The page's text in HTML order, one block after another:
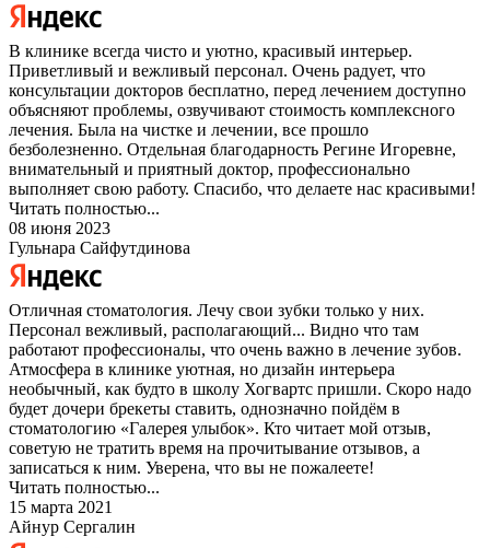
В клинике всегда чисто и уютно, красивый интерьер.
Приветливый и вежливый персонал. Очень радует, что
консультации докторов бесплатно, перед лечением доступно
объясняют проблемы, озвучивают стоимость комплексного
лечения. Была на чистке и лечении, все прошло
безболезненно. Отдельная благодарность Регине Игоревне,
внимательный и приятный доктор, профессионально
выполняет свою работу. Спасибо, что делаете нас красивыми!
Читать полностью...
08 июня 2023
Гульнара Сайфутдинова
Отличная стоматология. Лечу свои зубки только у них.
Персонал вежливый, располагающий... Видно что там
работают профессионалы, что очень важно в лечение зубов.
Атмосфера в клинике уютная, но дизайн интерьера
необычный, как будто в школу Хогвартс пришли. Скоро надо
будет дочери брекеты ставить, однозначно пойдём в
стоматологию «Галерея улыбок». Кто читает мой отзыв,
советую не тратить время на прочитывание отзывов, а
записаться к ним. Уверена, что вы не пожалеете!
Читать полностью...
15 марта 2021
Айнур Сергалин